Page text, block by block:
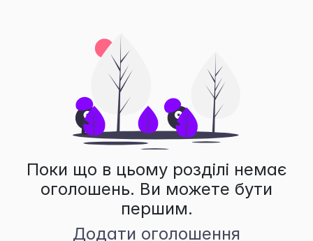
Поки що в цьому розділі немає
оголошень. Ви можете бути
першим.
Додати оголошення